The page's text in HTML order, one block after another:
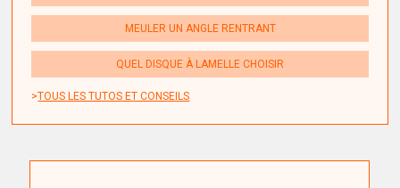
MEULER UN ANGLE RENTRANT
QUEL DISQUE À LAMELLE CHOISIR
TOUS LES TUTOS ET CONSEILS